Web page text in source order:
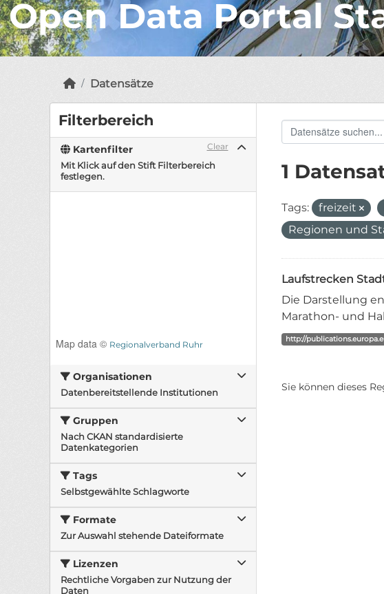
Open Data Portal
Datensätze
Filterbereich
Clear
Kartenfilter
Mit Klick auf den Stift Filterbereich
festlegen.
Map data © Regionalverband Ruhr
Organisationen
Datenbereitstellende Institutionen
Gruppen
Nach CKAN standardisierte
Datenkategorien
Tags
Selbstgewählte Schlagworte
Formate
Zur Auswahl stehende Dateiformate
Lizenzen
Rechtliche Vorgaben zur Nutzung der
Daten
1
Tags: freizeit
Regionen und
Laufstrecken
Die Darstellung
Marathon- und
http://
Sie können dieses